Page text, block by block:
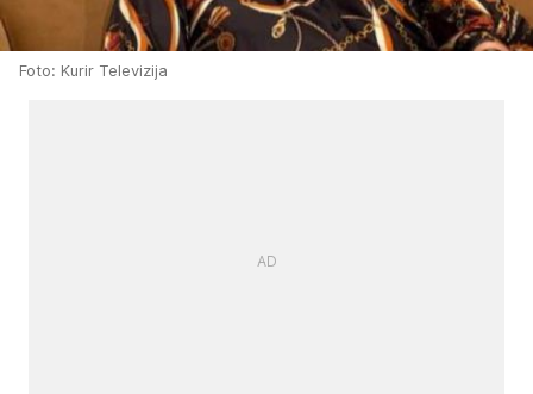
Foto: Kurir Televizija